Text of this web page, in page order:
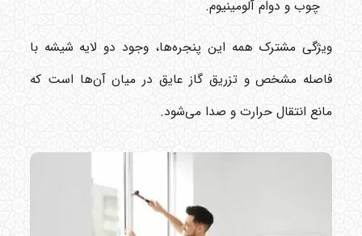
چوب و دوام آلومینیوم.
ویژگی مشترک همه این پنجره‌ها، وجود دو لایه شیشه با
فاصله مشخص و تزریق گاز عایق در میان آن‌ها است که
مانع انتقال حرارت و صدا می‌شود.